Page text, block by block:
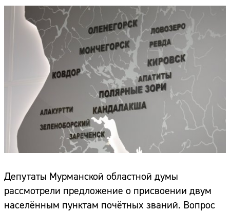
Депутаты Мурманской областной думы
рассмотрели предложение о присвоении двум
населённым пунктам почётных званий. Вопрос